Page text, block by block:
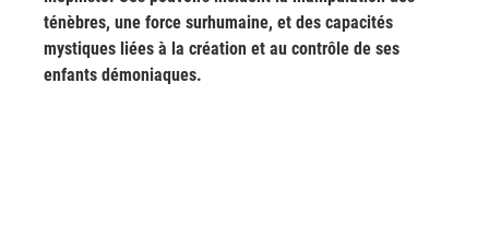
ténèbres, une force surhumaine, et des capacités
mystiques liées à la création et au contrôle de ses
enfants démoniaques.